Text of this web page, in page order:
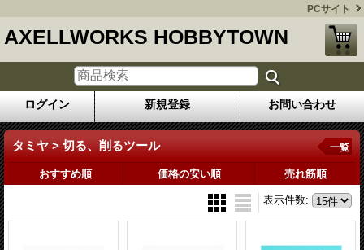
PCサイト
AXELLWORKS HOBBYTOWN
ログイン 新規登録 お問い合わせ
タミヤ > 切る、削るツール 一覧
おすすめ順 価格の安い順 売れ筋順
表示件数: